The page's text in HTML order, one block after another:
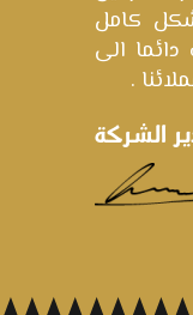
كامل
الى
.
الشركة